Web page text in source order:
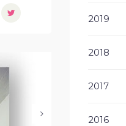
2019
2018
2017
2016